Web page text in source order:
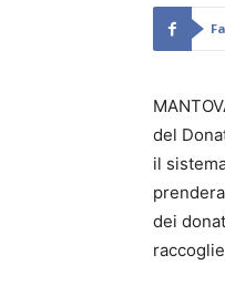
del
il
dei